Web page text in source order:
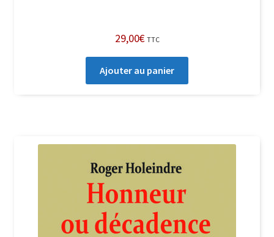
29,00€ TTC
Ajouter au panier